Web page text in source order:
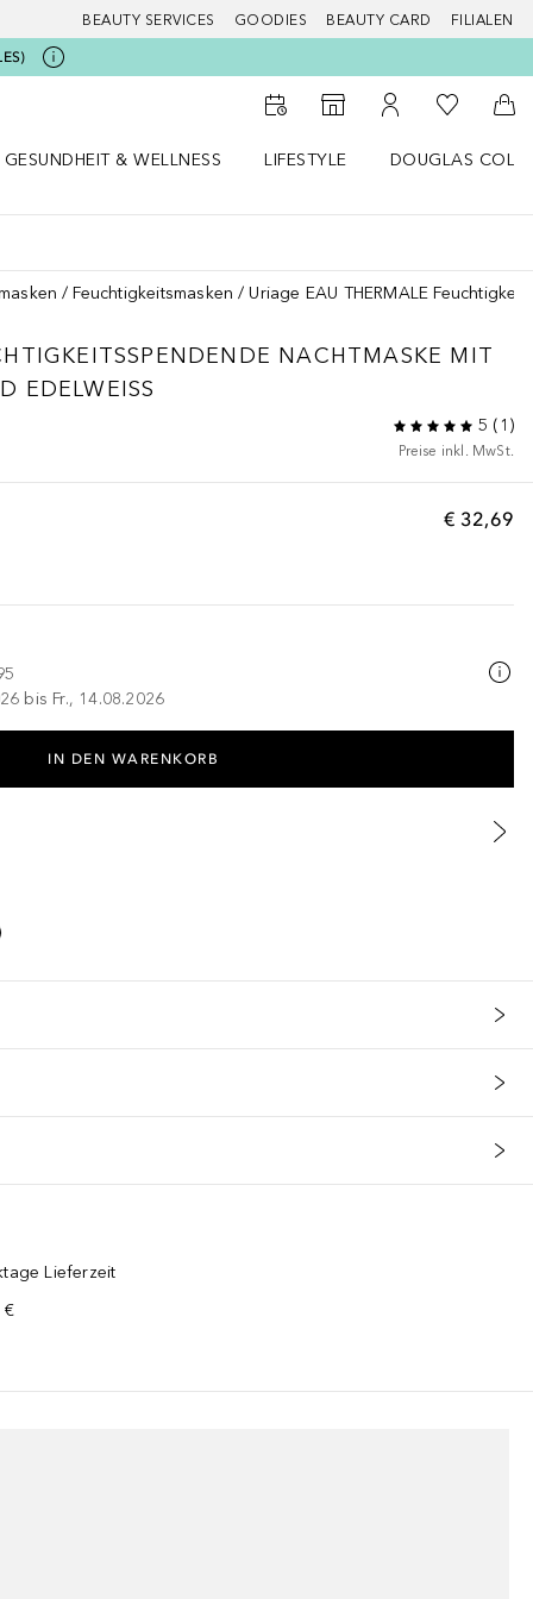
BEAUTY SERVICES GOODIES BEAUTY CARD FILIALEN
Zum Storefinder
Zu Meinem
Zu Meiner
GESUNDHEIT & WELLNESS
LIFESTYLE
DOUGLAS
Feuchtigkeitsmasken Uriage EAU THERMALE
NACHTMASKE MIT
EDELWEISS
5 ( 1 )
Preise inkl. MwSt.
€ 32,69
bis Fr., 14.08.2026
IN DEN WARENKORB
Lieferzeit
€